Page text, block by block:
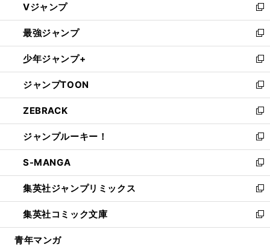
ィ
ン
ド
ウ
で
開
く
い
ウ
ィ
ン
ド
ウ
で
開
く
Vジャンプ
新
し
い
ウ
ィ
ン
ド
ウ
で
開
く
最強ジャンプ
新
し
い
ウ
ィ
ン
ド
ウ
で
開
く
少年ジャンプ+
新
し
い
ウ
ィ
ン
ド
ウ
で
開
く
ジャンプTOON
新
し
い
ウ
ィ
ン
ド
ウ
で
開
く
ZEBRACK
新
し
い
ウ
ィ
ン
ド
ウ
で
開
ジャンプルーキー！
新
し
い
ウ
ィ
ン
ド
ウ
S-MANGA
新
し
い
ウ
ィ
ン
集英社ジャンプリミックス
新
し
い
ウ
集英社コミック文庫
新
し
青年マンガ